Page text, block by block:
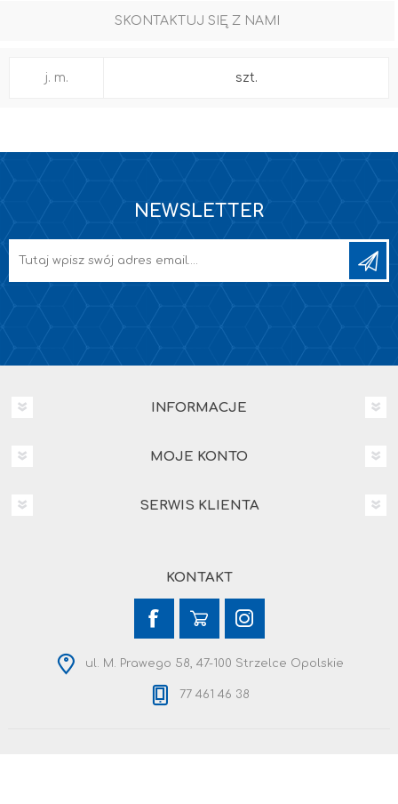
SKONTAKTUJ SIĘ Z NAMI
j. m. szt.
NEWSLETTER
INFORMACJE
MOJE KONTO
SERWIS KLIENTA
KONTAKT
ul. M. Prawego 58, 47-100 Strzelce Opolskie
77 461 46 38